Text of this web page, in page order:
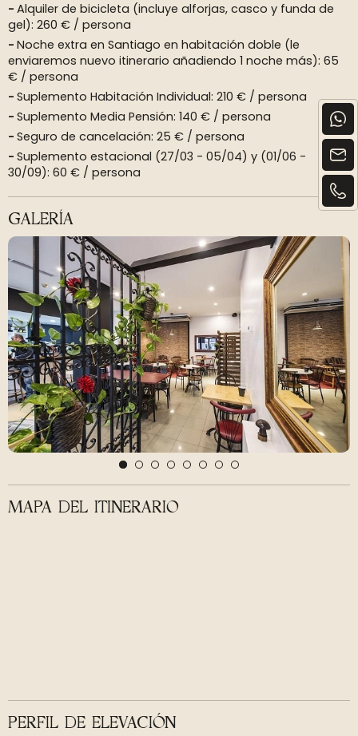
Alquiler de bicicleta (incluye alforjas, casco y funda de
gel): 260 € / persona
Noche extra en Santiago en habitación doble (le
enviaremos nuevo itinerario añadiendo 1 noche más): 65
€ / persona
Suplemento Habitación Individual: 210 € / persona
Suplemento Media Pensión: 140 € / persona
Seguro de cancelación: 25 € / persona
Suplemento estacional (27/03 - 05/04) y (01/06 -
30/09): 60 € / persona
GALERÍA
MAPA DEL ITINERARIO
PERFIL DE ELEVACIÓN